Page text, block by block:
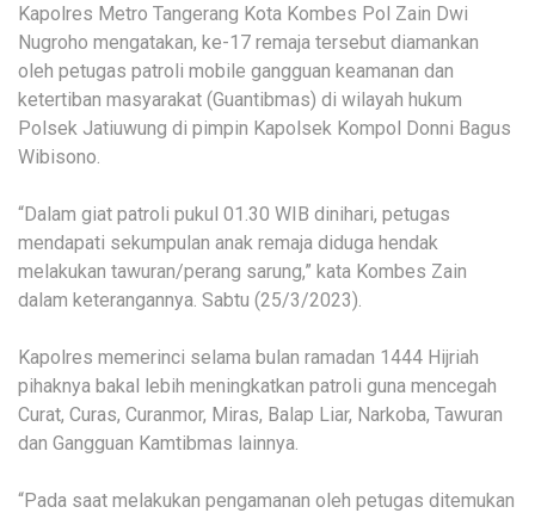
Kapolres Metro Tangerang Kota Kombes Pol Zain Dwi
Nugroho mengatakan, ke-17 remaja tersebut diamankan
oleh petugas patroli mobile gangguan keamanan dan
ketertiban masyarakat (Guantibmas) di wilayah hukum
Polsek Jatiuwung di pimpin Kapolsek Kompol Donni Bagus
Wibisono.
“Dalam giat patroli pukul 01.30 WIB dinihari, petugas
mendapati sekumpulan anak remaja diduga hendak
melakukan tawuran/perang sarung,” kata Kombes Zain
dalam keterangannya. Sabtu (25/3/2023).
Kapolres memerinci selama bulan ramadan 1444 Hijriah
pihaknya bakal lebih meningkatkan patroli guna mencegah
Curat, Curas, Curanmor, Miras, Balap Liar, Narkoba, Tawuran
dan Gangguan Kamtibmas lainnya.
“Pada saat melakukan pengamanan oleh petugas ditemukan